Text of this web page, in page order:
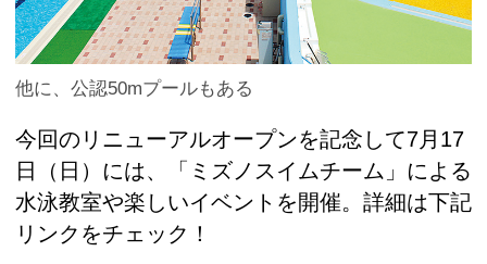
他に、公認50mプールもある
今回のリニューアルオープンを記念して7月17
日（日）には、「ミズノスイムチーム」による
水泳教室や楽しいイベントを開催。詳細は下記
リンクをチェック！